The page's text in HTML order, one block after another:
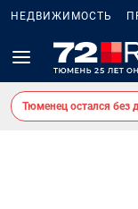
НЕДВИЖИМОСТЬ
Тюменец остался без